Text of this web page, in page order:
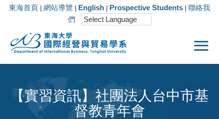
東海首頁 網站導覽 English Prospective Students
聯絡我
們
【實習資訊】社團法人台中市基
督教青年會